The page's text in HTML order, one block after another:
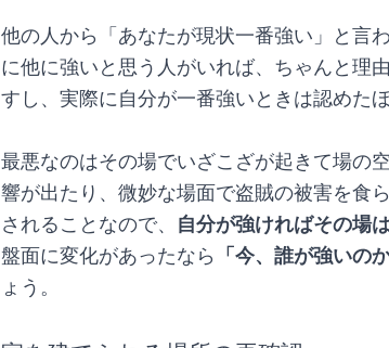
他の人から「あなたが現状一番強い」と言
に他に強いと思う人がいれば、ちゃんと理
すし、実際に自分が一番強いときは認めたほ
最悪なのはその場でいざこざが起きて場の
響が出たり、微妙な場面で盗賊の被害を食
されることなので、 自分が強ければその場
盤面に変化があったなら 「今、誰が強いのか
ょう。